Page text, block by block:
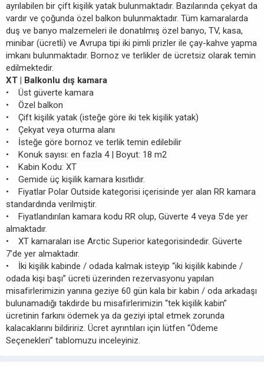
ayrılabilen bir çift kişilik yatak bulunmaktadır. Bazılarında çekyat da
vardır ve çoğunda özel balkon bulunmaktadır. Tüm kamaralarda
duş ve banyo malzemeleri ile donatılmış özel banyo, TV, kasa,
minibar (ücretli) ve Avrupa tipi iki pimli prizler ile çay-kahve yapma
imkanı bulunmaktadır. Bornoz ve terlikler de ücretsiz olarak temin
edilmektedir.
XT | Balkonlu dış kamara
• Üst güverte kamara
• Özel balkon
• Çift kişilik yatak (isteğe göre iki tek kişilik yatak)
• Çekyat veya oturma alanı
• İsteğe göre bornoz ve terlik temin edilebilir
• Konuk sayısı: en fazla 4 | Boyut: 18 m2
• Kabin Kodu: XT
• Gemide üç kişilik kamara kısıtlıdır.
• Fiyatlar Polar Outside kategorisi içerisinde yer alan RR kamara
standardında verilmiştir.
• Fiyatlandırılan kamara kodu RR olup, Güverte 4 veya 5’de yer
almaktadır.
• XT kamaraları ise Arctic Superior kategorisindedir. Güverte
7’de yer almaktadır.
• İki kişilik kabinde / odada kalmak isteyip “iki kişilik kabinde /
odada kişi başı” ücreti üzerinden rezervasyonu yapılan
misafirlerimizin yanına geziye 60 gün kala bir kabin / oda arkadaşı
bulunamadığı takdirde bu misafirlerimizin “tek kişilik kabin”
ücretinin farkını ödemek ya da geziyi iptal etmek zorunda
kalacaklarını bildiririz. Ücret ayrıntıları için lütfen “Ödeme
Seçenekleri” tablomuzu inceleyiniz.